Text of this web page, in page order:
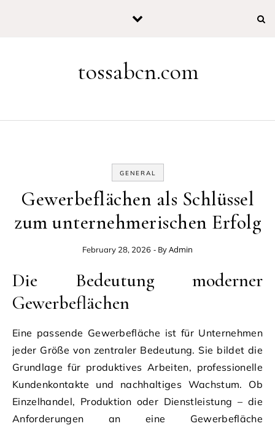
tossabcn.com
GENERAL
Gewerbeflächen als Schlüssel
zum unternehmerischen Erfolg
February 28, 2026 - ByAdmin
Die Bedeutung moderner
Gewerbeflächen
Eine passende Gewerbefläche ist für Unternehmen
jeder Größe von zentraler Bedeutung. Sie bildet die
Grundlage für produktives Arbeiten, professionelle
Kundenkontakte und nachhaltiges Wachstum. Ob
Einzelhandel, Produktion oder Dienstleistung – die
Anforderungen an eine Gewerbefläche